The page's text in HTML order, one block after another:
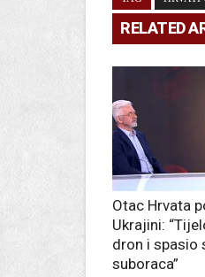
RELATED
Otac Hrvata
Ukrajini:
dron i spasio
suboraca”